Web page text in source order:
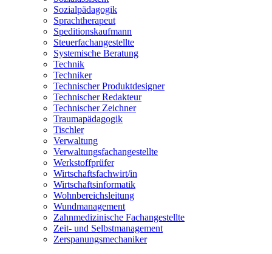
Sozialpädagogik
Sprachtherapeut
Speditionskaufmann
Steuerfachangestellte
Systemische Beratung
Technik
Techniker
Technischer Produktdesigner
Technischer Redakteur
Technischer Zeichner
Traumapädagogik
Tischler
Verwaltung
Verwaltungsfachangestellte
Werkstoffprüfer
Wirtschaftsfachwirt/in
Wirtschaftsinformatik
Wohnbereichsleitung
Wundmanagement
Zahnmedizinische Fachangestellte
Zeit- und Selbstmanagement
Zerspanungsmechaniker